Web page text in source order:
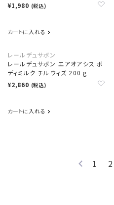
¥1,980 (税込)
カートに入れる
レールデュサボン
レールデュサボン エアオアシス ボ
ディミルク チルウィズ 200 g
¥2,860 (税込)
カートに入れる
1 2